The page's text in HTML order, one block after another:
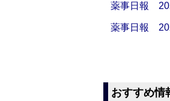
薬事日報
薬事日報
おすすめ情